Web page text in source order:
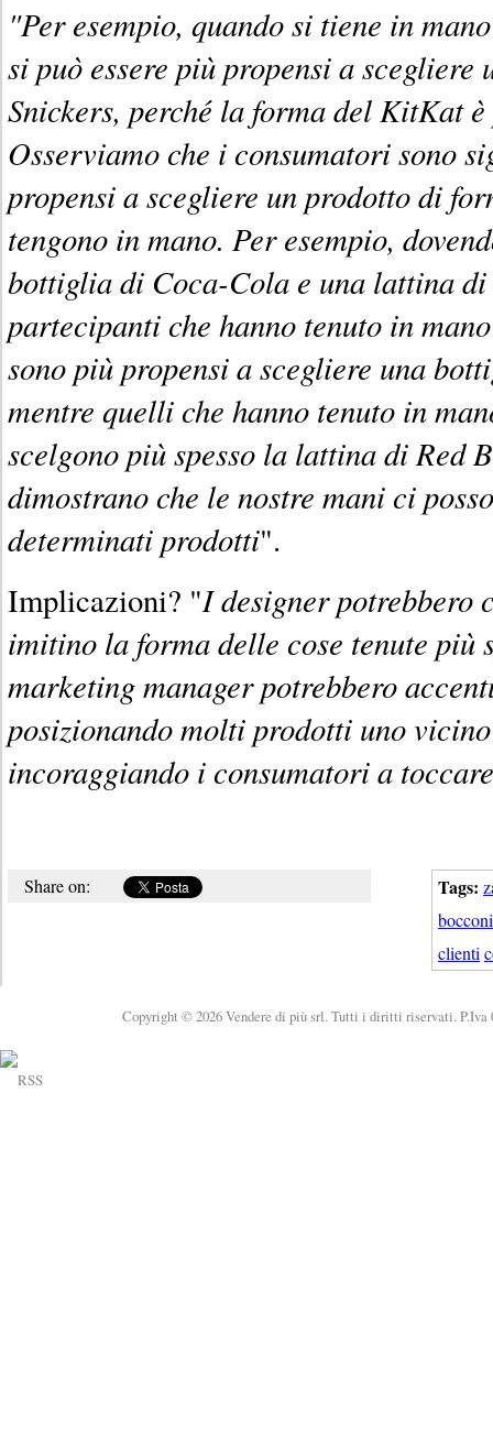
"Per esempio, quando si tiene in
si può essere più propensi a
Snickers, perché la forma del KitKat
Osserviamo che i consumatori sono
propensi a scegliere un prodotto di
tengono in mano. Per esempio,
bottiglia di Coca-Cola e una lattina
partecipanti che hanno tenuto in
sono più propensi a scegliere una
mentre quelli che hanno tenuto in
scelgono più spesso la lattina di Red
dimostrano che le nostre mani ci
determinati prodotti".
Implicazioni? "I designer potrebbero
imitino la forma delle cose tenute più
marketing manager potrebbero
posizionando molti prodotti uno
incoraggiando i consumatori a
Tags:
bocconi
clienti
Share on:
Copyright © 2026 Vendere di più srl. Tutti i diritti riservati. P.Iva